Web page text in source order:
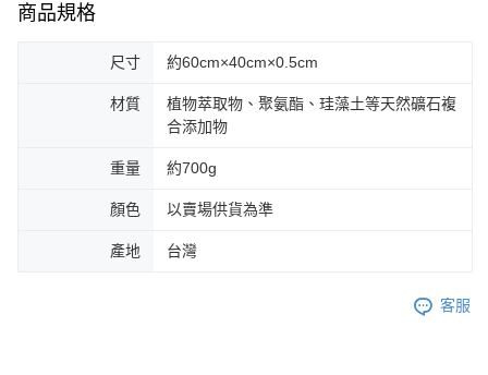
商品規格
尺寸 約60cm×40cm×0.5cm
材質
植物萃取物、聚氨酯、珪藻土等天然礦石複
合添加物
重量 約700g
顏色 以賣場供貨為準
產地 台灣
客服